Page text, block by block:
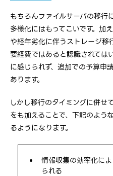
もちろんファイルサーバの移行
多様化にはもってこいです。加
や経年劣化に伴うストレージ
要経費ではあると認識されては
に感じられず、追加での予算申
あります。
しかし移行のタイミングに併せ
をも加えることで、下記のよう
るようになります。
情報収集の効率化に
られる